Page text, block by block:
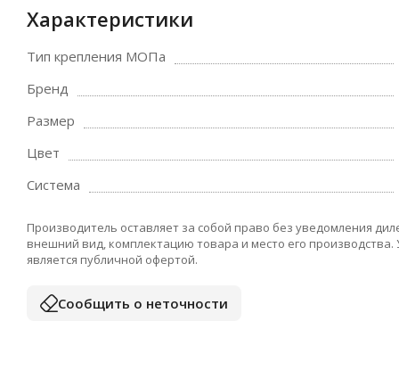
Характеристики
Тип крепления МОПа
Бренд
Размер
Цвет
Система
Производитель оставляет за собой право без уведомления
внешний вид, комплектацию товара и место его
является публичной офертой.
Сообщить о неточности